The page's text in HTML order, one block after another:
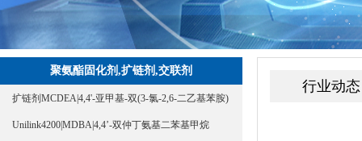
聚氨酯固化剂,扩链剂,交联剂
扩链剂MCDEA|4,4'-亚甲基-双(3-氯-2,6-二乙基苯胺)
Unilink4200|MDBA|4,4’-双仲丁氨基二苯基甲烷
行业动态